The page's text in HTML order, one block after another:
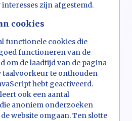
zijn afgestemd.
cookies
functionele cookies die
functioneren van de
om de laadtijd van de pagina
taalvoorkeur te onthouden
hebt geactiveerd.
ook een aantal
anoniem onderzoeken
website omgaan. Ten slotte